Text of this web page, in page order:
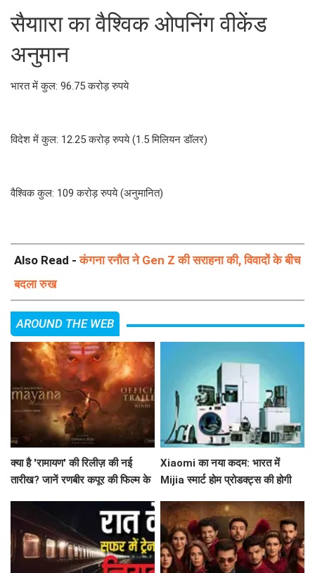
सैयाारा का वैश्विक ओपनिंग वीकेंड
अनुमान
भारत में कुल: 96.75 करोड़ रुपये
विदेश में कुल: 12.25 करोड़ रुपये (1.5 मिलियन डॉलर)
वैश्विक कुल: 109 करोड़ रुपये (अनुमानित)
Also Read -कंगना रनौत ने Gen Z की सराहना की, विवादों के बीच
बदला रुख
AROUND THE WEB
क्या है 'रामायण' की रिलीज़ की नई
तारीख? जानें रणबीर कपूर की फिल्म के
Xiaomi का नया कदम: भारत में
Mijia स्मार्ट होम प्रोडक्ट्स की होगी